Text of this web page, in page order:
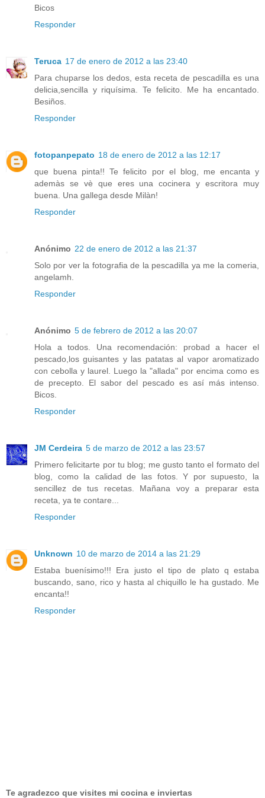
Bicos
Responder
Teruca 17 de enero de 2012 a las 23:40
Para chuparse los dedos, esta receta de pescadilla es una
delicia,sencilla y riquísima. Te felicito. Me ha encantado.
Besiños.
Responder
fotopanpepato 18 de enero de 2012 a las 12:17
que buena pinta!! Te felicito por el blog, me encanta y
ademàs se vè que eres una cocinera y escritora muy
buena. Una gallega desde Milàn!
Responder
Anónimo 22 de enero de 2012 a las 21:37
Solo por ver la fotografia de la pescadilla ya me la comeria,
angelamh.
Responder
Anónimo 5 de febrero de 2012 a las 20:07
Hola a todos. Una recomendación: probad a hacer el
pescado,los guisantes y las patatas al vapor aromatizado
con cebolla y laurel. Luego la "allada" por encima como es
de precepto. El sabor del pescado es así más intenso.
Bicos.
Responder
JM Cerdeira 5 de marzo de 2012 a las 23:57
Primero felicitarte por tu blog; me gusto tanto el formato del
blog, como la calidad de las fotos. Y por supuesto, la
sencillez de tus recetas. Mañana voy a preparar esta
receta, ya te contare...
Responder
Unknown 10 de marzo de 2014 a las 21:29
Estaba buenísimo!!! Era justo el tipo de plato q estaba
buscando, sano, rico y hasta al chiquillo le ha gustado. Me
encanta!!
Responder
Te agradezco que visites mi cocina e inviertas